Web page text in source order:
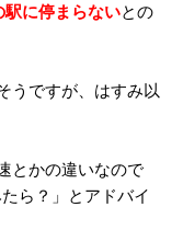
に停まらないとの
うですが、はすみ以
とかの違いなので
ら？」とアドバイ